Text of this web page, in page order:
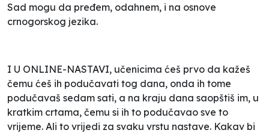
Sad mogu da pređem, odahnem, i na osnove
crnogorskog jezika.
I U ONLINE-NASTAVI, učenicima ćeš prvo da kažeš
čemu ćeš ih podučavati tog dana, onda ih tome
podučavaš sedam sati, a na kraju dana saopštiš im, u
kratkim crtama, čemu si ih to podučavao sve to
vrijeme. Ali to vrijedi za svaku vrstu nastave. Kakav bi